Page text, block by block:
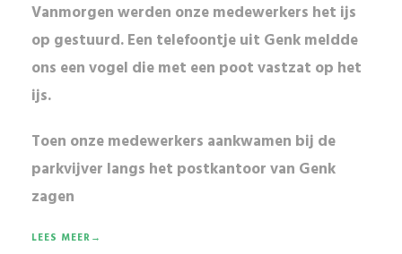
Vanmorgen werden onze medewerkers het ijs
op gestuurd. Een telefoontje uit Genk meldde
ons een vogel die met een poot vastzat op het
ijs.
Toen onze medewerkers aankwamen bij de
parkvijver langs het postkantoor van Genk
zagen
LEES MEER→